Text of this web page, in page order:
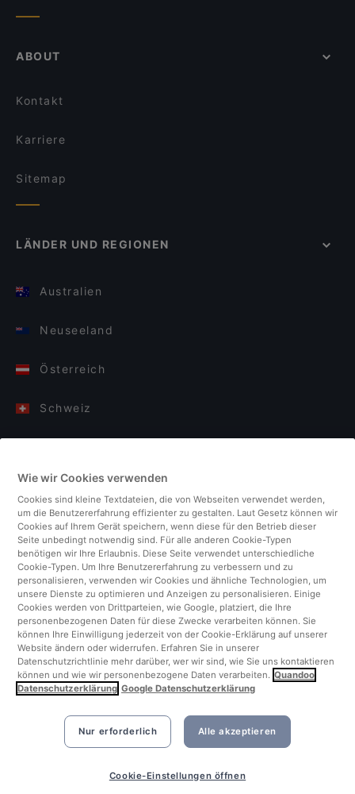
ABOUT
Kontakt
Karriere
Sitemap
LÄNDER UND REGIONEN
Australien
Neuseeland
Österreich
Schweiz
Italien
Finnland
Vereinigtes Königreich
Türkei
Niederlande
Singapur
Wie wir Cookies verwenden
Cookies sind kleine Textdateien, die von Webseiten verwendet werden,
um die Benutzererfahrung effizienter zu gestalten. Laut Gesetz können wir
Cookies auf Ihrem Gerät speichern, wenn diese für den Betrieb dieser
Seite unbedingt notwendig sind. Für alle anderen Cookie-Typen
benötigen wir Ihre Erlaubnis. Diese Seite verwendet unterschiedliche
Cookie-Typen. Um Ihre Benutzererfahrung zu verbessern und zu
personalisieren, verwenden wir Cookies und ähnliche Technologien, um
unsere Dienste zu optimieren und Anzeigen zu personalisieren. Einige
Cookies werden von Drittparteien, wie Google, platziert, die Ihre
personenbezogenen Daten für diese Zwecke verarbeiten können. Sie
können Ihre Einwilligung jederzeit von der Cookie-Erklärung auf unserer
Website ändern oder widerrufen. Erfahren Sie in unserer
Datenschutzrichtlinie mehr darüber, wer wir sind, wie Sie uns kontaktieren
können und wie wir personenbezogene Daten verarbeiten. Quandoo
Datenschutzerklärung Google Datenschutzerklärung
Nur erforderlich Alle akzeptieren
Cookie-Einstellungen öffnen